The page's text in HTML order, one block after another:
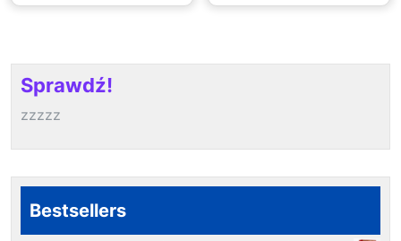
Sprawdź!
zzzzz
Bestsellers